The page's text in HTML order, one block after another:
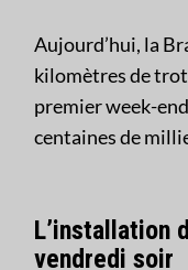
Aujourd’hui, la
kilomètres de
premier week-
centaines de
L’installation
vendredi soir